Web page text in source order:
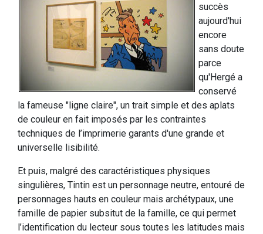
succès
aujourd'hui
encore
sans doute
parce
qu'Hergé a
conservé
la fameuse "ligne claire", un trait simple et des aplats
de couleur en fait imposés par les contraintes
techniques de l’imprimerie garants d'une grande et
universelle lisibilité.
Et puis, malgré des caractéristiques physiques
singulières, Tintin est un personnage neutre, entouré de
personnages hauts en couleur mais archétypaux, une
famille de papier subsitut de la famille, ce qui permet
l’identification du lecteur sous toutes les latitudes mais